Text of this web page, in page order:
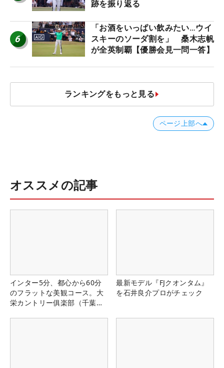
跡を振り返る
6
「お酒をいっぱい飲みたい…ウイ
スキーのソーダ割を」 桑木志帆
が全英制覇【優勝会見一問一答】
ランキングをもっと見る
ページ上部へ
オススメの記事
インター5分、都心から60分
のフラットな美観コース。大
栄カントリー俱楽部（千葉
最新モデル『FJクオンタム』
を石井良介プロがチェック